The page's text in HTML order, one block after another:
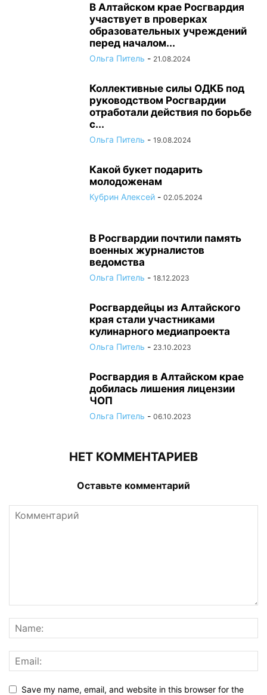
В Алтайском крае Росгвардия
участвует в проверках
образовательных учреждений
перед началом...
Ольга Питель - 21.08.2024
Коллективные силы ОДКБ под
руководством Росгвардии
отработали действия по борьбе
с...
Ольга Питель - 19.08.2024
Какой букет подарить
молодоженам
Кубрин Алексей - 02.05.2024
В Росгвардии почтили память
военных журналистов
ведомства
Ольга Питель - 18.12.2023
Росгвардейцы из Алтайского
края стали участниками
кулинарного медиапроекта
Ольга Питель - 23.10.2023
Росгвардия в Алтайском крае
добилась лишения лицензии
ЧОП
Ольга Питель - 06.10.2023
НЕТ КОММЕНТАРИЕВ
Оставьте комментарий
Save my name, email, and website in this browser for the